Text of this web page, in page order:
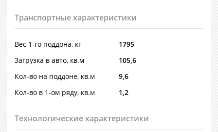
Транспортные характеристики
Вес 1-го поддона, кг
1795
Загрузка в авто, кв.м
105,6
Кол-во на поддоне, кв.м
9,6
Кол-во в 1-ом ряду, кв.м
1,2
Технологические характеристики